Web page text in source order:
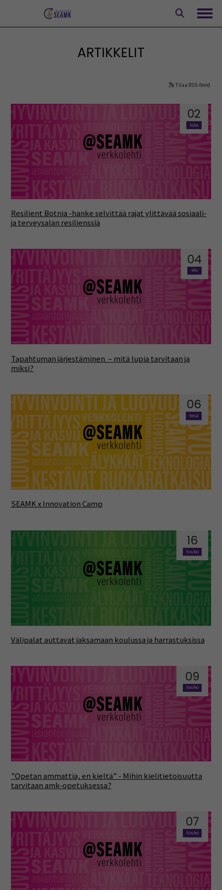
ARTIKKELIT
Tilaa RSS-feed
02
loka
Resilient Botnia -hanke selvittää rajat ylittävää sosiaali-
ja terveysalan resilienssiä
04
elo
Tapahtuman järjestäminen – mitä lupia tarvitaan ja
miksi?
06
kesä
SEAMK x Innovation Camp
16
touko
Välipalat auttavat jaksamaan koulussa ja harrastuksissa
09
touko
”Opetan ammattia, en kieltä” - Mihin kielitietoisuutta
tarvitaan amk-opetuksessa?
07
touko